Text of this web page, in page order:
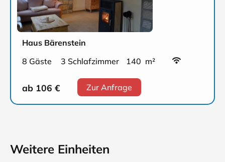
Haus Bärenstein
8 Gäste
3 Schlafzimmer 140 m²
ab 106 € Zur Anfrage
Weitere Einheiten